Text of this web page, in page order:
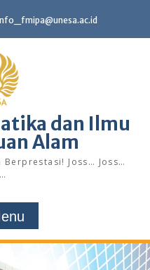
dan Ilmu
Alam
Berprestasi! Joss… Joss…